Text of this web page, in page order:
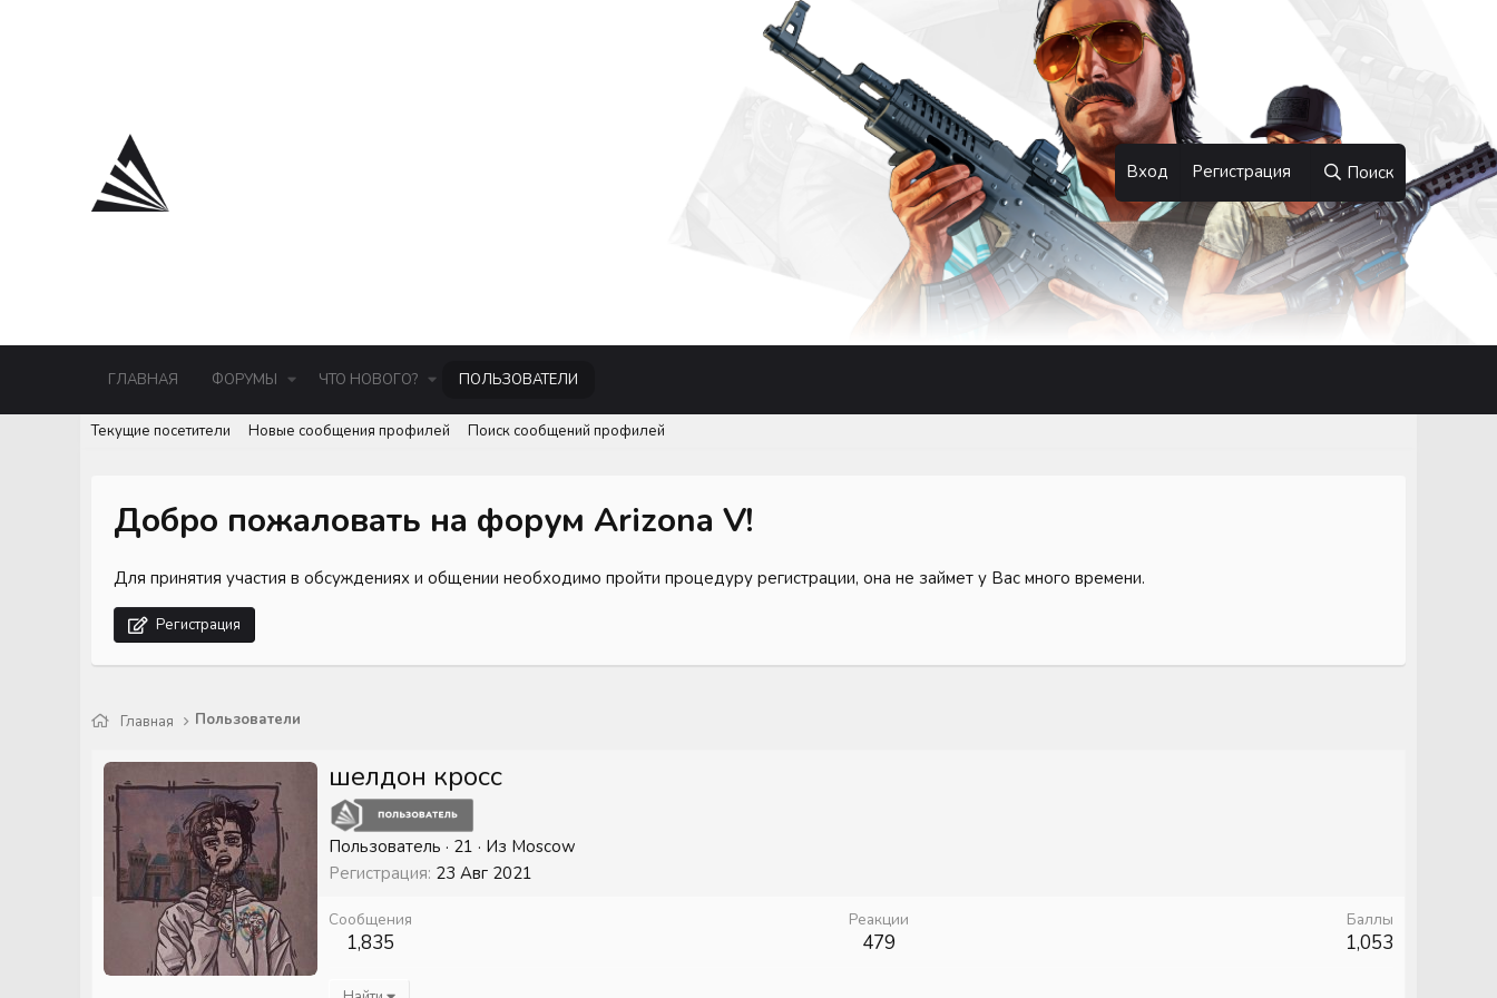
Вход Регистрация Поиск
ГЛАВНАЯ ФОРУМЫ ЧТО НОВОГО? ПОЛЬЗОВАТЕЛИ
Текущие посетители Новые сообщения профилей Поиск сообщений профилей
Добро пожаловать на форум Arizona V!
Для принятия участия в обсуждениях и общении необходимо пройти процедуру регистрации, она не займет у Вас много времени.
Регистрация
Главная Пользователи
шелдон кросс
Пользователь · 21 · Из Moscow
Регистрация 23 Авг 2021
Сообщения
1,835
Реакции
479
Баллы
1,053